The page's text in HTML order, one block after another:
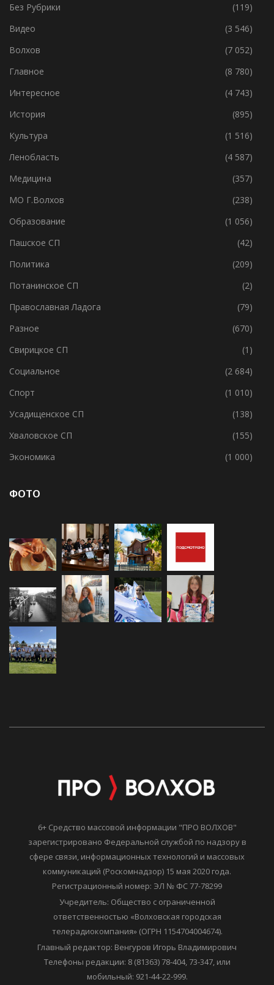
Без Рубрики
(119)
Видео
(3 546)
Волхов
(7 052)
Главное
(8 780)
Интересное
(4 743)
История
(895)
Культура
(1 516)
Ленобласть
(4 587)
Медицина
(357)
МО Г.Волхов
(238)
Образование
(1 056)
Пашское СП
(42)
Политика
(209)
Потанинское СП
(2)
Православная Ладога
(79)
Разное
(670)
Свирицкое СП
(1)
Социальное
(2 684)
Спорт
(1 010)
Усадищенское СП
(138)
Хваловское СП
(155)
Экономика
(1 000)
ФОТО
6+ Средство массовой информации "ПРО ВОЛХОВ"
зарегистрировано Федеральной службой по надзору в
сфере связи, информационных технологий и массовых
коммуникаций (Роскомнадзор) 15 мая 2020 года.
Регистрационный номер: ЭЛ № ФС 77-78299
Учредитель: Общество с ограниченной
ответственностью «Волховская городская
телерадиокомпания» (ОГРН 1154704004674).
Главный редактор: Венгуров Игорь Владимирович
Телефоны редакции: 8 (81363) 78-404, 73-347, или
мобильный: 921-44-22-999.